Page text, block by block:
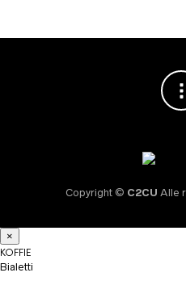
Copyright © C2CU Alle
×
KOFFIE
Bialetti